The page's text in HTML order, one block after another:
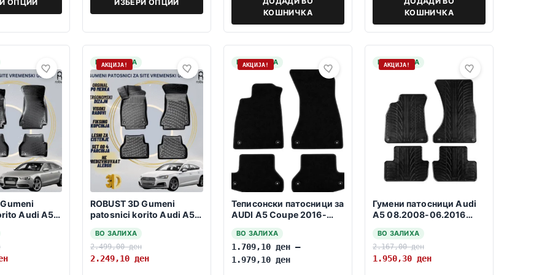
ОПЦИИ ИЗБЕРИ ОПЦИИ
КОШНИЧКА
КОШНИЧКА
Audi A5
НА ЗАЛИХА
АКЦИЈА!
ROBUST 3D Gumeni
patosnici korito Audi A5
ВО ЗАЛИХА
2.499,00ден
2.249,10 ден
НА ЗАЛИХА
АКЦИЈА!
Теписонски патосници за
AUDI A5 Coupe 2016-
ВО ЗАЛИХА
1.709,10 ден –
1.979,10 ден
НА ЗАЛИХА
АКЦИЈА!
Гумени патосници Audi
A5 08.2008-06.2016
ВО ЗАЛИХА
2.167,00ден
1.950,30 ден